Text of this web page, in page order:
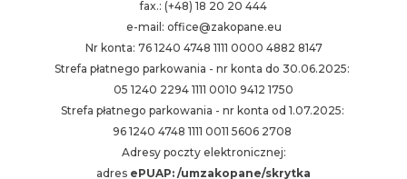
fax.: (+48) 18 20 20 444
e-mail: office@zakopane.eu
Nr konta: 76 1240 4748 1111 0000 4882 8147
Strefa płatnego parkowania - nr konta do 30.06.2025:
05 1240 2294 1111 0010 9412 1750
Strefa płatnego parkowania - nr konta od 1.07.2025:
96 1240 4748 1111 0011 5606 2708
Adresy poczty elektronicznej:
adres ePUAP: /umzakopane/skrytka